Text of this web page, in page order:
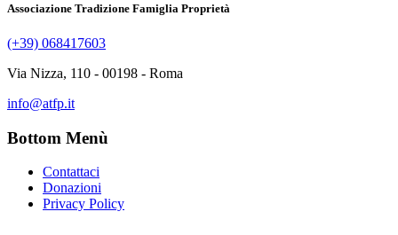
Associazione Tradizione Famiglia Proprietà
(+39) 068417603
Via Nizza, 110 - 00198 - Roma
info@atfp.it
Bottom Menù
Contattaci
Donazioni
Privacy Policy